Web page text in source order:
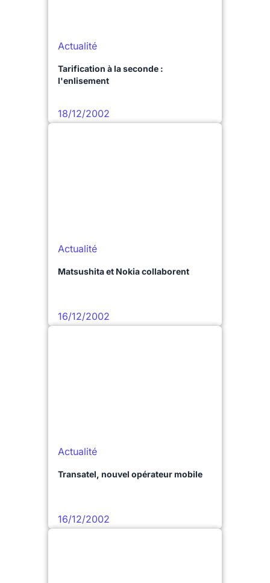
Actualité
Tarification à la seconde :
l'enlisement
18/12/2002
Actualité
Matsushita et Nokia collaborent
16/12/2002
Actualité
Transatel, nouvel opérateur mobile
16/12/2002